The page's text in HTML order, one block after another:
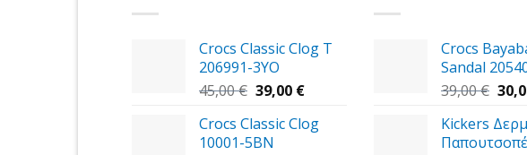
Crocs Classic Clog T
206991-3YΟ
45,00€ Original
was:
45,00 €.
39,00 €Η
τιμή
Crocs Classic Clog
10001-5BN
Crocs
Sandal
39,00€
was:
Kickers